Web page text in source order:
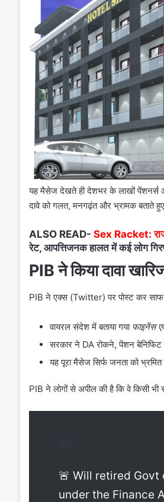
यह मैसेज देखते ही देशभर के लाखों पेंशनर्स
दावे को गलत, मनगढ़ंत और भ्रामक बताते हुए
ALSO READ- Sex Racket:
रेट, आपत्तिजनक हालत में कई लोग
PIB ने किया दावा
PIB ने एक्स (Twitter) पर पोस्ट कर
वायरल संदेश में बताया गया फाइनेंस
सरकार ने DA रोकने, पेंशन
यह पूरा मैसेज सिर्फ जनता को
PIB ने लोगों से अपील की है कि वे किसी
🚨 Will retired
under the Finance